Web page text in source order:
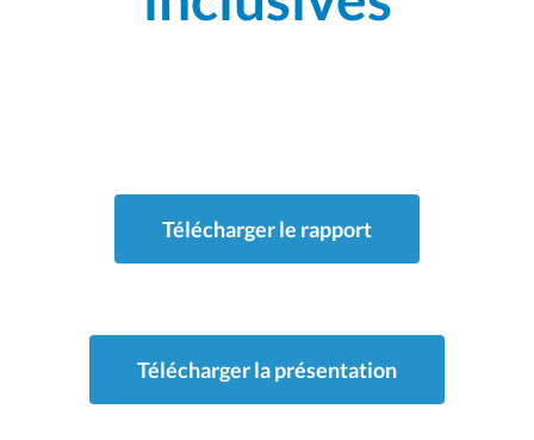
Télécharger le rapport
Télécharger la présentation